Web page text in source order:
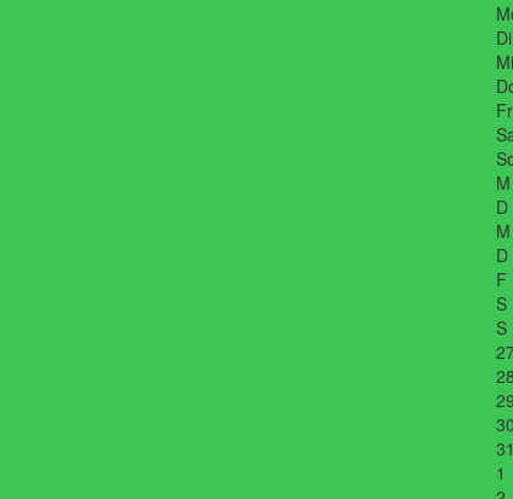
M
D
M
D
F
S
S
1